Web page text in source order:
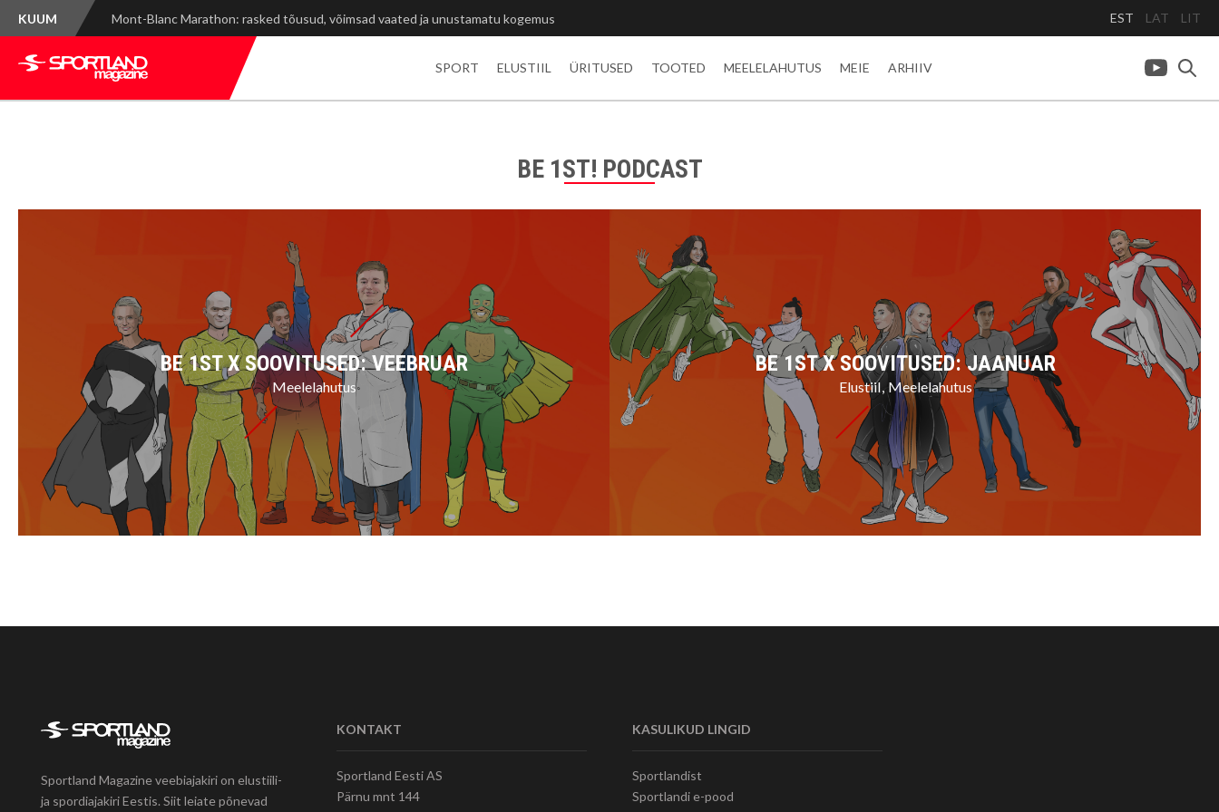
KUUM Mont-Blanc Marathon: rasked tõusud, võimsad vaated ja unustamatu kogemus EST LAT LIT
SPORT ELUSTIIL ÜRITUSED TOOTED MEELELAHUTUS MEIE ARHIIV
BE 1ST! PODCAST
BE 1ST X SOOVITUSED: VEEBRUAR
Meelelahutus
BE 1ST X SOOVITUSED: JAANUAR
Elustiil Meelelahutus
Sportland Magazine veebiajakiri on elustiili-
ja spordiajakiri Eestis. Siit leiate põnevad
KONTAKT
Sportland Eesti AS
Pärnu mnt 144
KASULIKUD LINGID
Sportlandist
Sportlandi e-pood